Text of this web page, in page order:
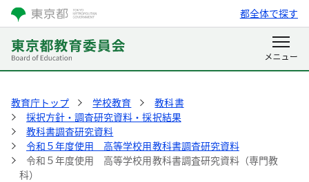
都全体で探す
教育庁トップ 学校教育
教科書
採択方針・調査研究資料・採択結果
教科書調査研究資料
令和５年度使用 高等学校用教科書調査研究資料
令和５年度使用 高等学校用教科書調査研究資料（専門教
科）